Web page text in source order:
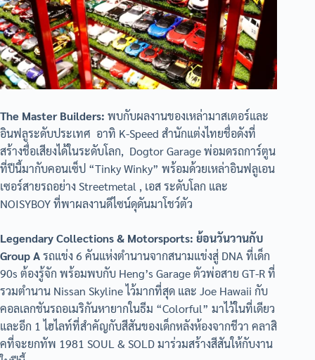
The Master Builders: พบกับผลงานของเหล่ามาสเตอร์และ
อินฟลูระดับประเทศ อาทิ K-Speed สำนักแต่งไทยชื่อดังที่
สร้างชื่อเสียงได้ในระดับโลก, Dogtor Garage พ่อมดรถการ์ตูน
ที่ปีนี้มากับคอนเซ็ป “Tinky Winky” พร้อมด้วยเหล่าอินฟลูเอน
เซอร์สายรถอย่าง Streetmetal , เอส ระดับโลก และ
NOISYBOY ที่พาผลงานดีไซน์ดุดันมาโชว์ตัว
Legendary Collections & Motorsports: ย้อนวันวานกับ
Group Aรถแข่ง 6 คันแห่งตำนานจากสนามแข่งสู่ DNA ที่เด็ก
90s ต้องรู้จัก พร้อมพบกับ Heng’s Garage ตัวพ่อสาย GT-R ที่
รวมตำนาน Nissan Skyline ไว้มากที่สุด และ Joe Hawaii กับ
คอลเลกชันรถอเมริกันหายากในธีม “Colorful” มาไว้ในที่เดียว
และอีก 1 ไฮไลท์ที่สำคัญกับสีสันของเด็กหลังห้องจากชีวา คลาสิ
คที่จะยกทัพ 1981 SOUL & SOLD มาร่วมสร้างสีสันให้กับงาน